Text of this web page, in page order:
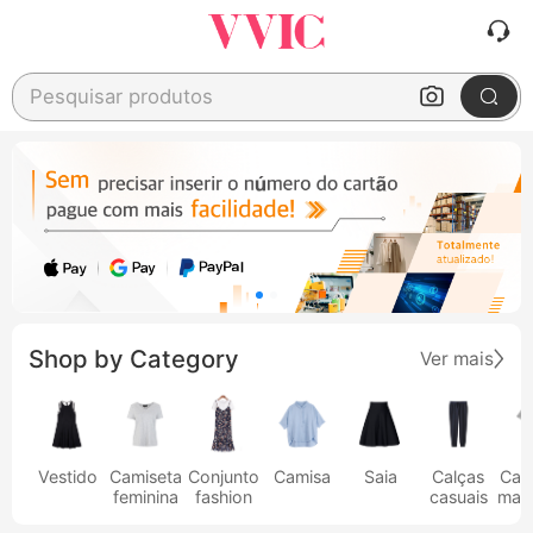
Pesquisar produtos
Shop by Category Ver mais
Vestido
Camiseta
feminina
Conjunto
fashion
Camisa Saia
Calças
casuais